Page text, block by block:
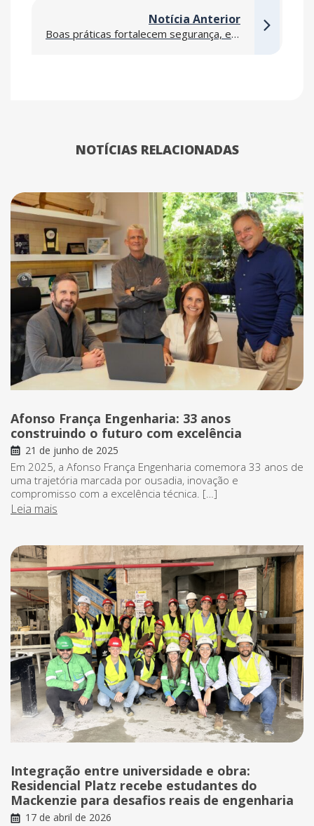
Notícia Anterior
Boas práticas fortalecem segurança, eficiência e excelência operacional nas obras
NOTÍCIAS RELACIONADAS
Afonso França Engenharia: 33 anos
construindo o futuro com excelência
21 de junho de 2025
Em 2025, a Afonso França Engenharia comemora 33 anos de
uma trajetória marcada por ousadia, inovação e
compromisso com a excelência técnica. […]
Leia mais
Integração entre universidade e obra:
Residencial Platz recebe estudantes do
Mackenzie para desafios reais de engenharia
17 de abril de 2026